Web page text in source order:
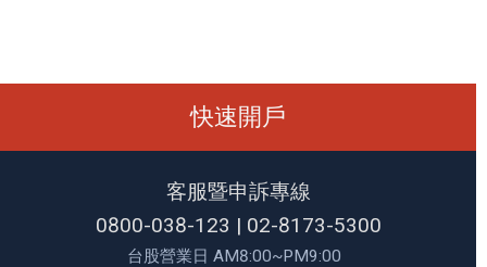
13:29:05 38.75 38.95 38.75* 1,902 6,762
38.95
38.95 38.70
38.70 38.70
快速開戶
客服暨申訴專線
0800-038-123 | 02-8173-5300
台股營業日 AM8:00~PM9:00